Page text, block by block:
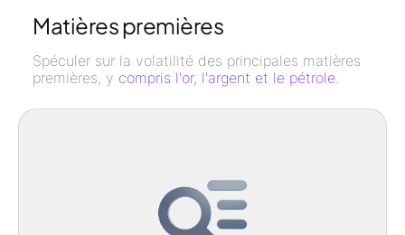
Matières premières
Spéculer sur la volatilité des principales matières
premières, y compris l'or, l'argent et le pétrole.